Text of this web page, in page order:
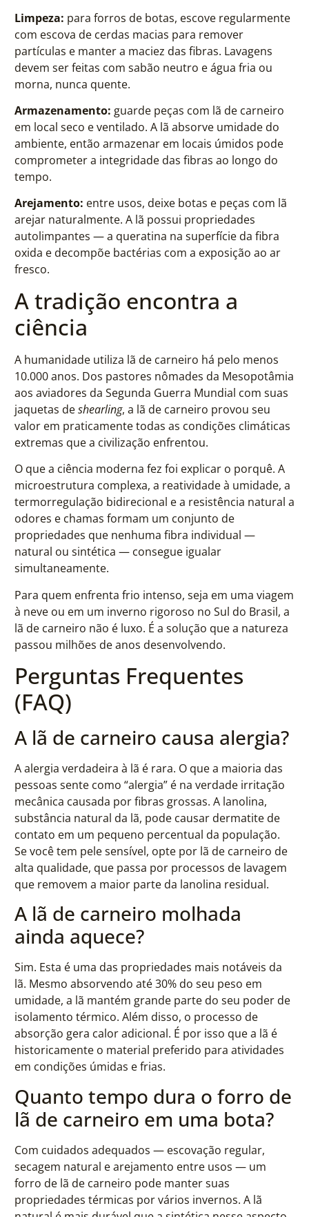
Limpeza: para forros de botas, escove regularmente
com escova de cerdas macias para remover
partículas e manter a maciez das fibras. Lavagens
devem ser feitas com sabão neutro e água fria ou
morna, nunca quente.
Armazenamento: guarde peças com lã de carneiro
em local seco e ventilado. A lã absorve umidade do
ambiente, então armazenar em locais úmidos pode
comprometer a integridade das fibras ao longo do
tempo.
Arejamento: entre usos, deixe botas e peças com lã
arejar naturalmente. A lã possui propriedades
autolimpantes — a queratina na superfície da fibra
oxida e decompõe bactérias com a exposição ao ar
fresco.
A tradição encontra a
ciência
A humanidade utiliza lã de carneiro há pelo menos
10.000 anos. Dos pastores nômades da Mesopotâmia
aos aviadores da Segunda Guerra Mundial com suas
jaquetas deshearling, a lã de carneiro provou seu
valor em praticamente todas as condições climáticas
extremas que a civilização enfrentou.
O que a ciência moderna fez foi explicar o porquê. A
microestrutura complexa, a reatividade à umidade, a
termorregulação bidirecional e a resistência natural a
odores e chamas formam um conjunto de
propriedades que nenhuma fibra individual —
natural ou sintética — consegue igualar
simultaneamente.
Para quem enfrenta frio intenso, seja em uma viagem
à neve ou em um inverno rigoroso no Sul do Brasil, a
lã de carneiro não é luxo. É a solução que a natureza
passou milhões de anos desenvolvendo.
Perguntas Frequentes
(FAQ)
A lã de carneiro causa alergia?
A alergia verdadeira à lã é rara. O que a maioria das
pessoas sente como “alergia” é na verdade irritação
mecânica causada por fibras grossas. A lanolina,
substância natural da lã, pode causar dermatite de
contato em um pequeno percentual da população.
Se você tem pele sensível, opte por lã de carneiro de
alta qualidade, que passa por processos de lavagem
que removem a maior parte da lanolina residual.
A lã de carneiro molhada
ainda aquece?
Sim. Esta é uma das propriedades mais notáveis da
lã. Mesmo absorvendo até 30% do seu peso em
umidade, a lã mantém grande parte do seu poder de
isolamento térmico. Além disso, o processo de
absorção gera calor adicional. É por isso que a lã é
historicamente o material preferido para atividades
em condições úmidas e frias.
Quanto tempo dura o forro de
lã de carneiro em uma bota?
Com cuidados adequados — escovação regular,
secagem natural e arejamento entre usos — um
forro de lã de carneiro pode manter suas
propriedades térmicas por vários invernos. A lã